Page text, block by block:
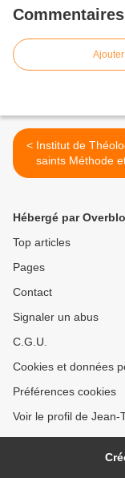
Commentaires
< Institut de Théologie des
saints Méthode
Hébergé par
Top articles
Pages
Contact
Signaler un abus
C.G.U.
Cookies et données
Préférences cookies
Voir le profil de